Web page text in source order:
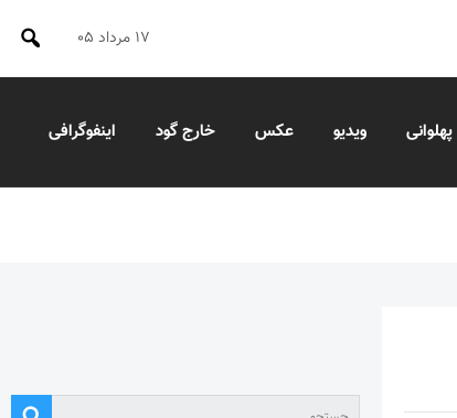
۱۷ مرداد ۰۵
ویدیو عکس خارج گود اینفوگرافی